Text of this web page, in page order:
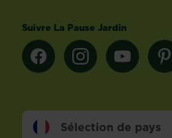
Suivre La Pause Jardin
Sélection de pays